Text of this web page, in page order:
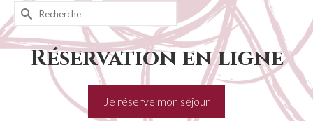
Rechercher :
Réservation en ligne
Je réserve mon séjour